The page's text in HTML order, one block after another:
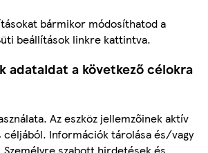
bármikor módosíthatod a
beállítások linkre kattintva.
adataidat a következő célokra
Az eszköz jellemzőinek aktív
céljából. Információk tárolása és/vagy